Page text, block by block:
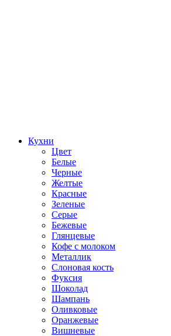
Кухни
Цвет
Белые
Черные
Желтые
Красные
Зеленые
Серые
Бежевые
Глянцевые
Кофе с молоком
Металлик
Слоновая кость
Фуксия
Шоколад
Шампань
Оливковые
Оранжевые
Вишневые